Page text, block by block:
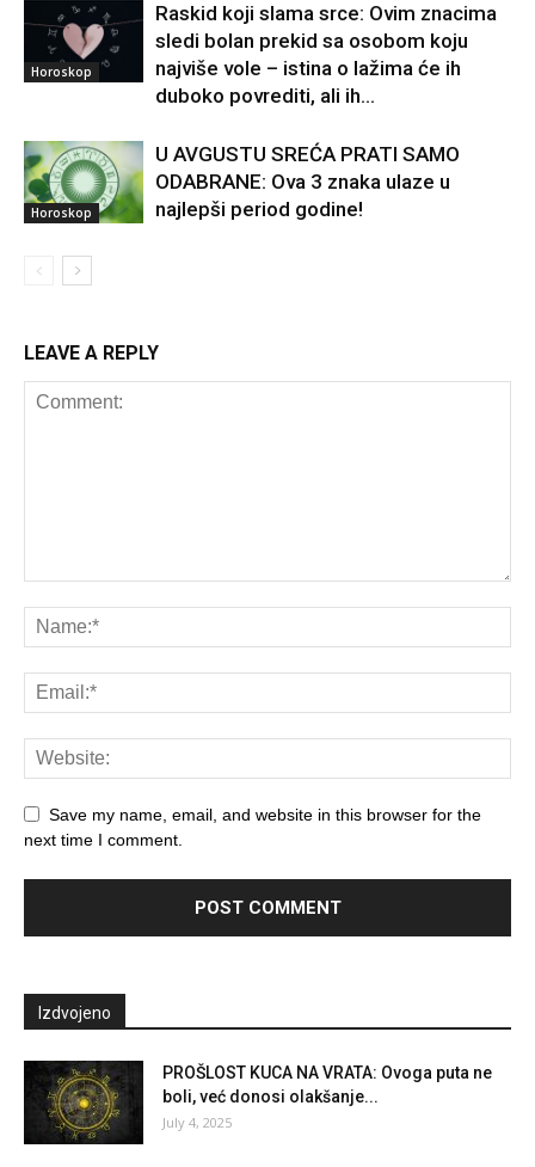
Horoskop
Raskid koji slama srce: Ovim znacima
sledi bolan prekid sa osobom koju
najviše vole – istina o lažima će ih
duboko povrediti, ali ih...
Horoskop
U AVGUSTU SREĆA PRATI SAMO
ODABRANE: Ova 3 znaka ulaze u
najlepši period godine!
LEAVE A REPLY
Save my name, email, and website in this browser for the
next time I comment.
Izdvojeno
PROŠLOST KUCA NA VRATA: Ovoga puta ne
boli, već donosi olakšanje...
July 4, 2025